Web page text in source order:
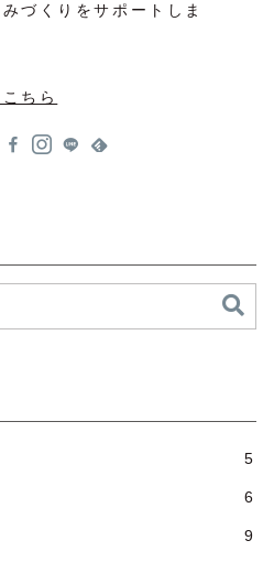
づくりをサポートしま
ちら
5
6
9